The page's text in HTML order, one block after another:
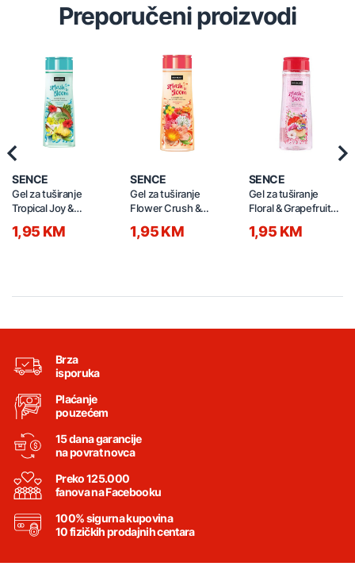
Preporučeni proizvodi
SENCE
Gel za tuširanje
Tropical Joy &
1,95 KM
SENCE
Gel za tuširanje
Flower Crush &
1,95 KM
SENCE
Gel za tuširanje
Floral & Grapefruit
1,95 KM
Brza
isporuka
Plaćanje
pouzećem
15 dana garancije
na povrat novca
Preko 125.000
fanova na Facebooku
100% sigurna kupovina
10 fizičkih prodajnih centara